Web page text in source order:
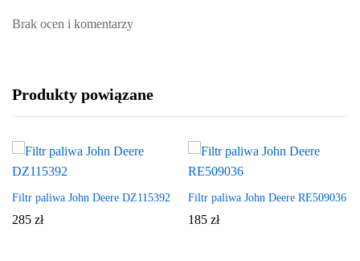
Brak ocen i komentarzy
Produkty powiązane
Filtr paliwa John Deere DZ115392
285 zł
Filtr paliwa John Deere RE509036
185 zł